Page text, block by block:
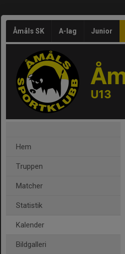
Åmåls SK A-lag Junior
U13
Hem
Truppen
Matcher
Statistik
Kalender
Bildgalleri